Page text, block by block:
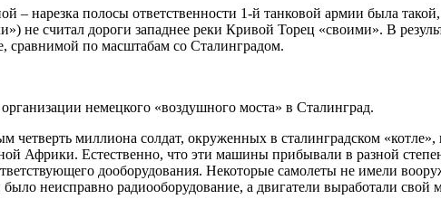
– нарезка полосы ответственности 1-й танковой армии была
не считал дороги западнее реки Кривой Торец «своими». В
сравнимой по масштабам со Сталинградом.
немецкого «воздушного моста» в Сталинград.
четверть миллиона солдат, окруженных в сталинградском
Африки. Естественно, что эти машины прибывали в разной
дооборудования. Некоторые самолеты не имели
неисправно радиооборудование, а двигатели выработали свой